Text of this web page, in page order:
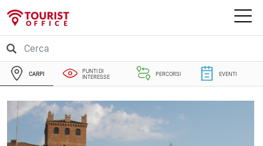
CARPI
PUNTI DI
INTERESSE
PERCORSI EVENTI